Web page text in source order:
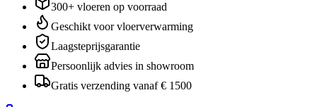
300+ vloeren op voorraad
Geschikt voor vloerverwarming
Laagsteprijsgarantie
Persoonlijk advies in showroom
Gratis verzending vanaf € 1500